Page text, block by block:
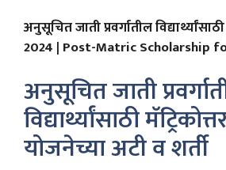
अनुसूचित जाती प्रवर्गातील
2024 | Post-Matric Scholarship
अनुसूचित जाती
विद्यार्थ्यांसाठी
योजनेच्या अटी व शर्ती